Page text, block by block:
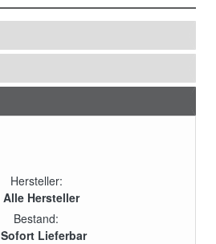
Hersteller:
Alle Hersteller
Bestand:
Sofort Lieferbar